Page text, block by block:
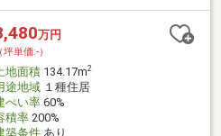
万円
（坪単価:-）
地面積134.17m2
途地域１種住居
ぺい率60%
積率200%
築条件あり